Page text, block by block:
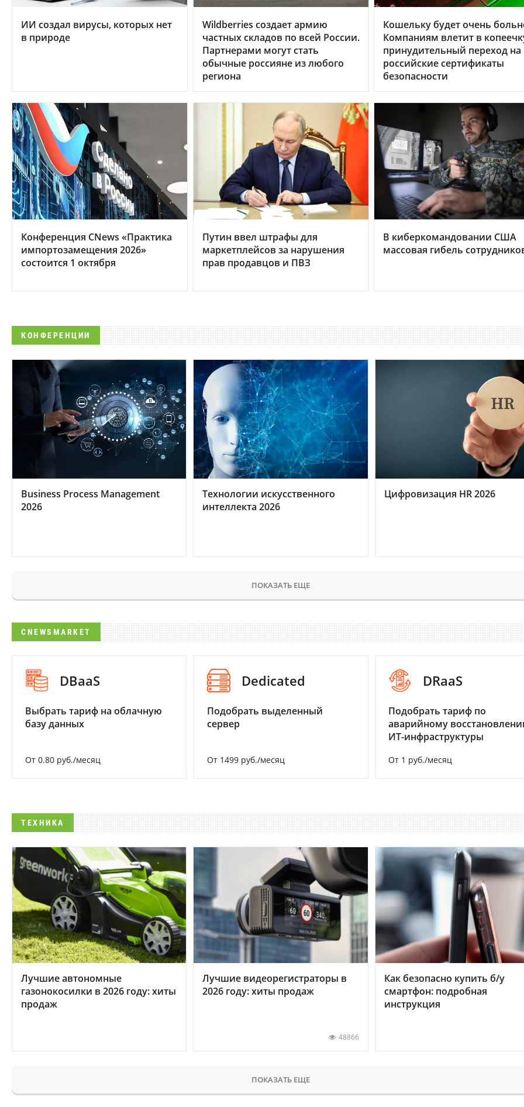
ИИ создал вирусы, которых нет
в природе
Wildberries создает армию
частных складов по всей России.
Партнерами могут стать
обычные россияне из любого
региона
Кошельку будет очень
Компаниям влетит в
принудительный переход на
российские сертификаты
безопасности
Конференция CNews «Практика
импортозамещения 2026»
состоится 1 октября
Путин ввел штрафы для
маркетплейсов за нарушения
прав продавцов и ПВЗ
В киберкомандовании США
массовая гибель
КОНФЕРЕНЦИИ
Business Process Management
2026
Технологии искусственного
интеллекта 2026
Цифровизация HR 2026
ПОКАЗАТЬ ЕЩЕ
CNEWSMARKET
DBaaS
Выбрать тариф на облачную
базу данных
От 0.80 руб./месяц
Dedicated
Подобрать выделенный
сервер
От 1499 руб./месяц
DRaaS
Подобрать тариф по
аварийному
ИТ-инфраструктуры
От 1 руб./месяц
ТЕХНИКА
Лучшие автономные
газонокосилки в 2026 году: хиты
продаж
Лучшие видеорегистраторы в
2026 году: хиты продаж
48866
Как безопасно купить б/у
смартфон: подробная
инструкция
ПОКАЗАТЬ ЕЩЕ